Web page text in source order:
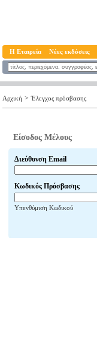
Η Εταιρεία Νέες εκδόσεις
Αρχική > Έλεγχος πρόσβασης
Είσοδος Μέλους
Διεύθυνση Email
Κωδικός Πρόσβασης
Υπενθύμιση Κωδικού